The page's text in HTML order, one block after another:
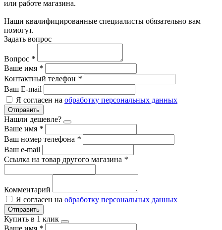
или работе магазина.
Наши квалифицированные специалисты обязательно вам
помогут.
Задать вопрос
Вопрос *
Ваше имя *
Контактный телефон *
Ваш E-mail
Я согласен на обработку персональных данных
Отправить
Нашли дешевле?
Ваше имя *
Ваш номер телефона *
Ваш e-mail
Ссылка на товар другого магазина *
Комментарий
Я согласен на обработку персональных данных
Отправить
Купить в 1 клик
Ваше имя *